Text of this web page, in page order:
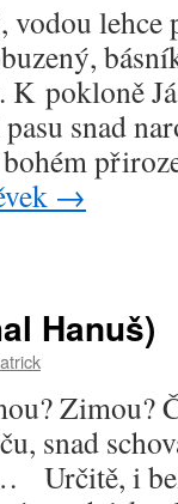
vodou
K pokloně
snad
→
Hanuš)
Zimou?
snad
Určitě, i